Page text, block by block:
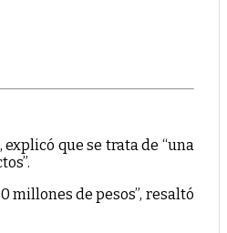
que se trata de “una
millones de pesos”, resaltó